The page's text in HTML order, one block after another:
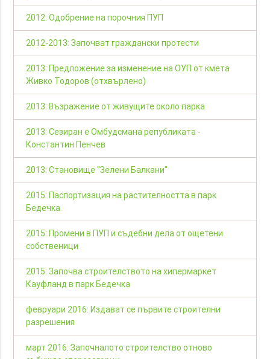
2012: Одобрение на порочния ПУП
2012-2013: Започват граждански протести
2013: Предложение за изменение на ОУП от кмета
Живко Тодоров (отхвърлено)
2013: Възражение от живущите около парка
2013: Сезиран е Омбудсмана републиката -
Константин Пенчев
2013: Становище "Зелени Балкани"
2015: Паспортизация на растителността в парк
Бедечка
2015: Промени в ПУП и съдебни дела от ощетени
собственици
2015: Започва строителството на хипермаркет
Кауфланд в парк Бедечка
февруари 2016: Издават се първите строителни
разрешения
март 2016: Започналото строителство отново